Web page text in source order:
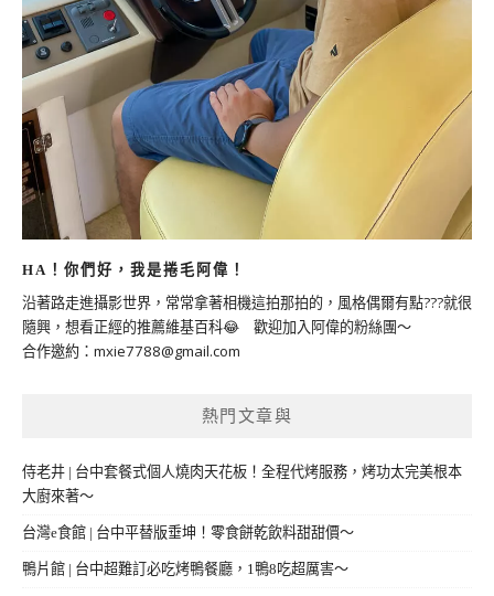
HA！你們好，我是捲毛阿偉！
沿著路走進攝影世界，常常拿著相機這拍那拍的，風格偶爾有點???就很
隨興，想看正經的推薦維基百科😂 歡迎加入阿偉的粉絲團～
合作邀約： mxie7788@gmail.com
熱門文章與
侍老井 | 台中套餐式個人燒肉天花板！全程代烤服務，烤功太完美根本
大廚來著～
台灣e食館 | 台中平替版垂坤！零食餅乾飲料甜甜價～
鴨片館 | 台中超難訂必吃烤鴨餐廳，1鴨8吃超厲害～